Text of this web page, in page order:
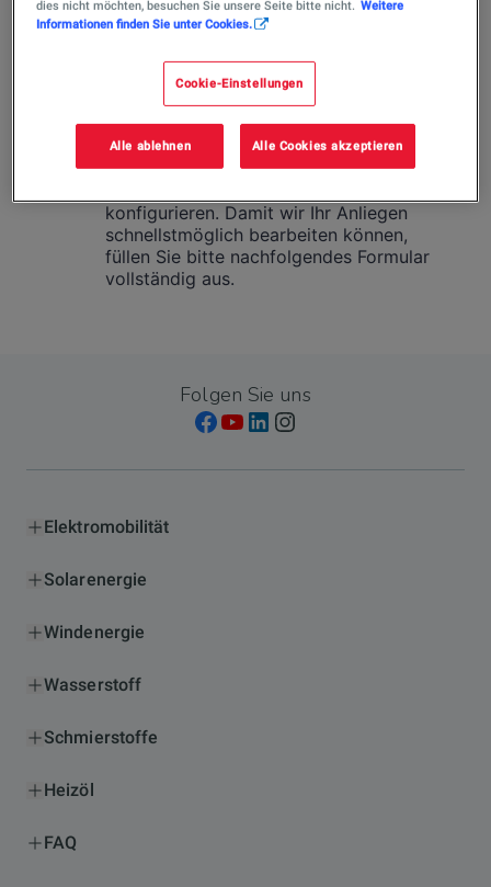
Folgen Sie uns
Elektromobilität
Solarenergie
Windenergie
Wasserstoff
Schmierstoffe
Heizöl
FAQ
dies nicht möchten, besuchen Sie unsere Seite bitte nicht. Weitere
Informationen finden Sie unter Cookies.
Cookie-Einstellungen
Alle ablehnen Alle Cookies akzeptieren